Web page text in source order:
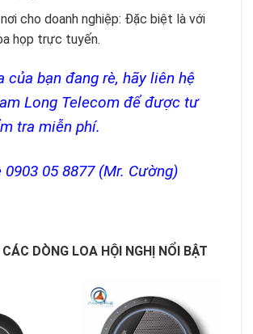
cho doanh nghiệp: Đặc biệt là với
họp trực tuyến.
của bạn đang rè, hãy liên hệ
Long Telecom để được tư
tra miễn phí.
05 8877 (Mr. Cường)
DÒNG LOA HỘI NGHỊ NỔI BẬT